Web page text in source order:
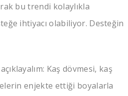
bu trendi kolaylıkla
ihtiyacı olabiliyor. Desteğin
Kaş dövmesi, kaş
enjekte ettiği boyalarla